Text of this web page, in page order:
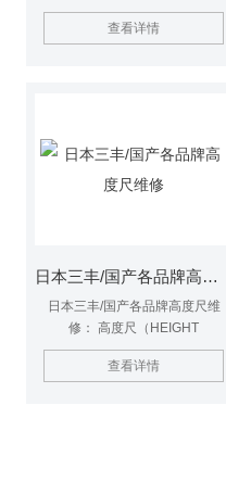
修，孔雀量具维修，投影仪维修，
显微镜/工具显微镜维修，二次元/
修，日本三丰带表高度尺维修，高
度尺维修，测高仪维修….
查看详情
日本三丰/国产各品牌高度尺维修
日本三丰/国产各品牌高度尺维
修： 高度尺（HEIGHT
CALIPER）,也被称为高度游标卡
尺。顾名思义，它的主要用途是测
查看详情